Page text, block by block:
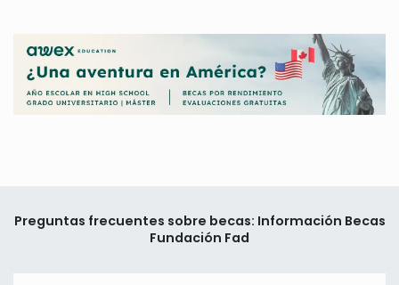
Preguntas frecuentes sobre becas: Información Becas
Fundación Fad